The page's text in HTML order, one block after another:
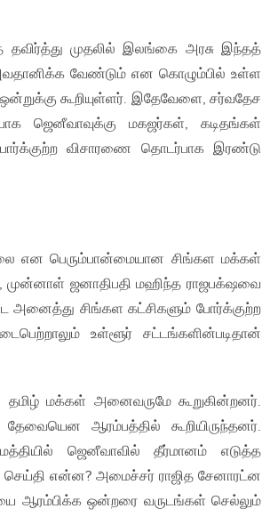
முதலில் இலங்கை அரசு இந்தத்
வேண்டும் என கொழும்பில் உள்ள
கூறியுள்ளர். இதேவேளை, சர்வதேச
ஜெனீவாவுக்கு மகஜர்கள், கடிதங்கள்
போர்க்குற்ற விசாரணை தொடர்பாக இரண்டு
என பெரும்பான்மையான சிங்கள மக்கள்
முன்னாள் ஜனாதிபதி மஹிந்த ராஜபக்‌ஷவை
அனைத்து சிங்கள கட்சிகளும் போர்க்குற்ற
உள்ளூர் சட்டங்களின்படிதான்
மக்கள் அனைவருமே கூறுகின்றனர்.
ஆரம்பத்தில் கூறியிருந்தனர்.
ஜெனீவாவில் தீர்மானம் எடுத்த
என்ன? அமைச்சர் ராஜித சேனாரட்ன
ஆரம்பிக்க ஒன்றரை வருடங்கள் செல்லும்